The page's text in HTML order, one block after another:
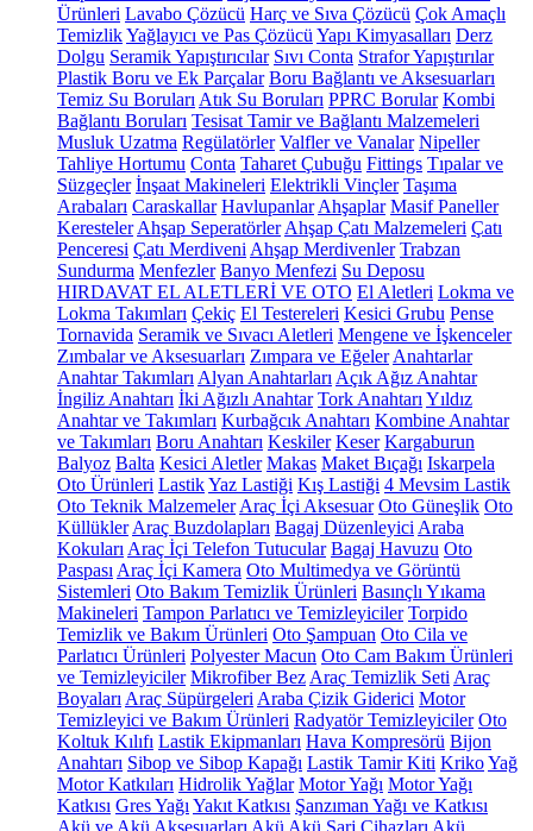
Ürünleri Lavabo Çözücü Harç ve Sıva Çözücü Çok Amaçlı
TemizlikYağlayıcı ve Pas Çözücü Yapı Kimyasalları Derz
Dolgu Seramik Yapıştırıcılar Sıvı Conta Strafor Yapıştırılar
Plastik Boru ve Ek Parçalar Boru Bağlantı ve Aksesuarları
Temiz Su Boruları Atık Su Boruları PPRC Borular Kombi
Bağlantı Boruları Tesisat Tamir ve Bağlantı Malzemeleri
Musluk Uzatma Regülatörler Valfler ve Vanalar Nipeller
Tahliye Hortumu Conta Taharet Çubuğu Fittings Tıpalar ve
Süzgeçler İnşaat Makineleri Elektrikli Vinçler Taşıma
Arabaları Caraskallar Havlupanlar Ahşaplar Masif Paneller
Keresteler Ahşap Seperatörler Ahşap Çatı Malzemeleri Çatı
Penceresi Çatı Merdiveni Ahşap Merdivenler Trabzan
Sundurma Menfezler Banyo Menfezi Su Deposu
HIRDAVAT EL ALETLERİ VE OTO El Aletleri Lokma ve
Lokma Takımları Çekiç El Testereleri Kesici Grubu Pense
Tornavida Seramik ve Sıvacı Aletleri Mengene ve İşkenceler
Zımbalar ve Aksesuarları Zımpara ve Eğeler Anahtarlar
Anahtar Takımları Alyan Anahtarları Açık Ağız Anahtar
İngiliz Anahtarı İki Ağızlı Anahtar Tork Anahtarı Yıldız
Anahtar ve Takımları Kurbağcık Anahtarı Kombine Anahtar
ve Takımları Boru Anahtarı Keskiler Keser Kargaburun
Balyoz Balta Kesici Aletler Makas Maket Bıçağı Iskarpela
Oto Ürünleri LastikYaz Lastiği Kış Lastiği 4 Mevsim Lastik
Oto Teknik Malzemeler Araç İçi Aksesuar Oto Güneşlik Oto
Küllükler Araç Buzdolapları Bagaj Düzenleyici Araba
Kokuları Araç İçi Telefon Tutucular Bagaj Havuzu Oto
Paspası Araç İçi Kamera Oto Multimedya ve Görüntü
Sistemleri Oto Bakım Temizlik Ürünleri Basınçlı Yıkama
Makineleri Tampon Parlatıcı ve Temizleyiciler Torpido
Temizlik ve Bakım Ürünleri Oto Şampuan Oto Cila ve
Parlatıcı Ürünleri Polyester Macun Oto Cam Bakım Ürünleri
ve Temizleyiciler Mikrofiber Bez Araç Temizlik Seti Araç
Boyaları Araç Süpürgeleri Araba Çizik Giderici Motor
Temizleyici ve Bakım Ürünleri Radyatör Temizleyiciler Oto
Koltuk Kılıfı Lastik Ekipmanları Hava Kompresörü Bijon
Anahtarı Sibop ve Sibop Kapağı Lastik Tamir Kiti KrikoYağ
Motor Katkıları Hidrolik Yağlar Motor Yağı Motor Yağı
Katkısı Gres Yağı Yakıt Katkısı Şanzıman Yağı ve Katkısı
Akü ve Akü Aksesuarları Akü Akü Şarj Cihazları Akü